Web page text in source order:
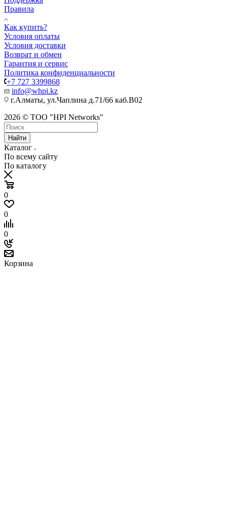
Правила
Как купить?
Условия оплаты
Условия доставки
Возврат и обмен
Гарантия и сервис
Политика конфиденциальности
+7 727 3399868
info@whpi.kz
г.Алматы, ул.Чаплина д.71/66 каб.B02
2026 © ТОО "HPI Networks"
Найти
Каталог
По всему сайту
По каталогу
0
0
0
Корзина